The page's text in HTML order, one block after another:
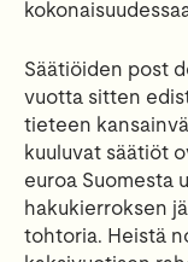
Säätiöiden post
vuotta sitten
tieteen
kuuluvat säätiöt
euroa Suomesta
hakukierroksen
tohtoria. Heistä